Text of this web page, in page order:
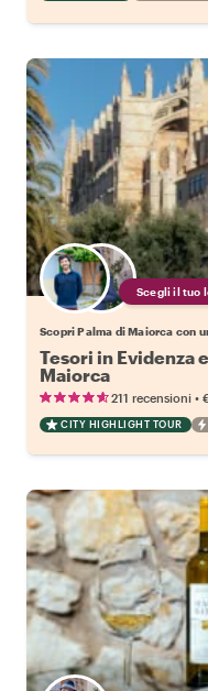
Scegli il tuo
Scopri Palma di Maiorca con
Tesori in Evidenza
Maiorca
211 recensioni •
CITY HIGHLIGHT TOUR